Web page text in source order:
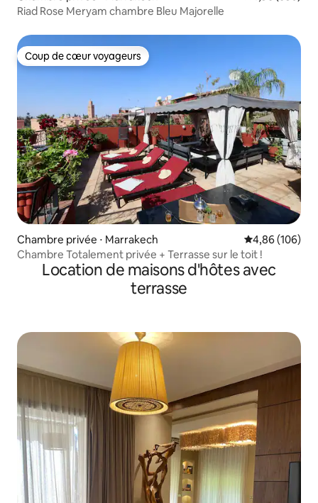
Riad Rose Meryam chambre Bleu Majorelle
Coup de cœur voyageurs
Coup de cœur voyageurs
Chambre privée ⋅ Marrakech Évaluation
4,86 (106)
Chambre Totalement privée + Terrasse sur le toit !
Location de maisons d'hôtes avec
terrasse